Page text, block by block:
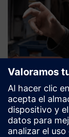
RemoteSpark™
rendimiento de
auriculares de
trabajadores